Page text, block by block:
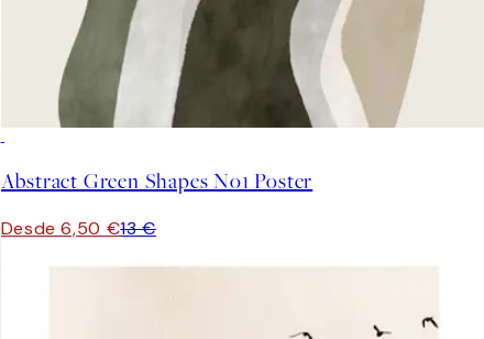
Abstract Green Shapes No1 Poster
Desde 6,50 €13 €